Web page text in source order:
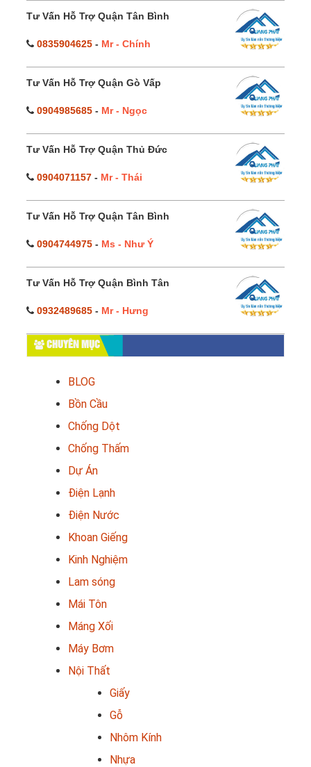
Tư Vấn Hỗ Trợ Quận Tân Bình
0835904625 - Mr - Chính
Tư Vấn Hỗ Trợ Quận Gò Vấp
0904985685 - Mr - Ngọc
Tư Vấn Hỗ Trợ Quận Thủ Đức
0904071157 - Mr - Thái
Tư Vấn Hỗ Trợ Quận Tân Bình
0904744975 - Ms - Như Ý
Tư Vấn Hỗ Trợ Quận Bình Tân
0932489685 - Mr - Hưng
CHUYÊN MỤC
BLOG
Bồn Cầu
Chống Dột
Chống Thấm
Dự Án
Điện Lạnh
Điện Nước
Khoan Giếng
Kinh Nghiệm
Lam sóng
Mái Tôn
Máng Xối
Máy Bơm
Nội Thất
Giấy
Gỗ
Nhôm Kính
Nhựa